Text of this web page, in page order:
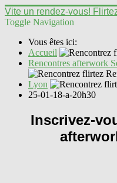
Vite un rendez-vous!
Toggle Navigation
Vous êtes ici:
Accueil
Rencontres afterwork
Lyon
25-01-18-a-20h30
Inscrivez-